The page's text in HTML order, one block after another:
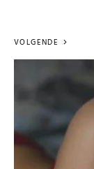
VOLGENDE